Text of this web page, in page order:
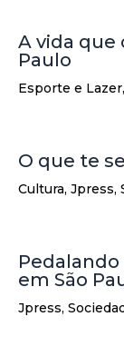
A vida que
Paulo
Esporte e Lazer,
O que te
Cultura, Jpress,
em São
Jpress,